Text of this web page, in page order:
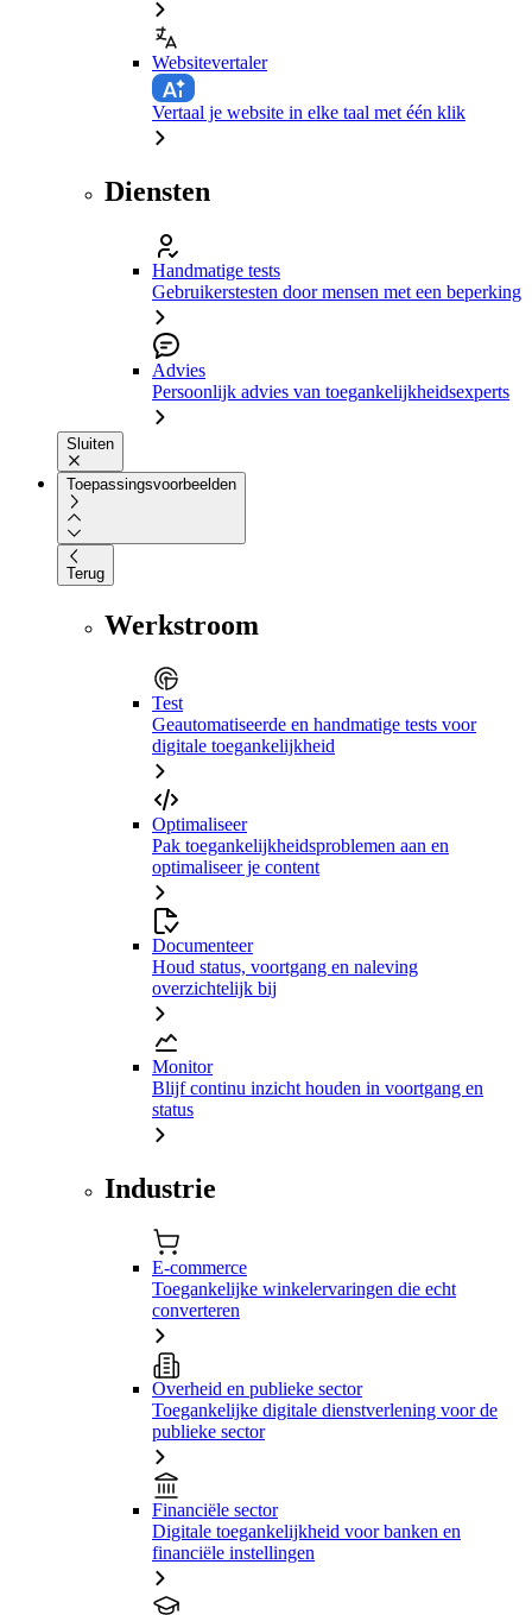
Websitevertaler
Vertaal je website in elke taal met één klik
Diensten
Handmatige tests
Gebruikerstesten door mensen met een beperking
Advies
Persoonlijk advies van toegankelijkheidsexperts
Sluiten
Toepassingsvoorbeelden
Terug
Werkstroom
Test
Geautomatiseerde en handmatige tests voor
digitale toegankelijkheid
Optimaliseer
Pak toegankelijkheidsproblemen aan en
optimaliseer je content
Documenteer
Houd status, voortgang en naleving
overzichtelijk bij
Monitor
Blijf continu inzicht houden in voortgang en
status
Industrie
E-commerce
Toegankelijke winkelervaringen die echt
converteren
Overheid en publieke sector
Toegankelijke digitale dienstverlening voor de
publieke sector
Financiële sector
Digitale toegankelijkheid voor banken en
financiële instellingen